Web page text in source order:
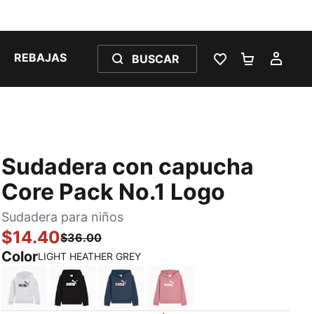
REBAJAS BUSCAR
LISTA DE
Sudadera con capucha
Core Pack No.1 Logo
Sudadera para niños
$14.40$36.00
ColorLIGHT HEATHER GREY
LIGHT HEATHER GREY
PUMA BLACKDARK INDIGOPOISED PINK